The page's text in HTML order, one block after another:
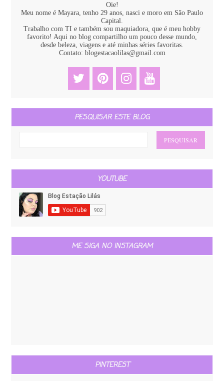
Oie!
Meu nome é Mayara, tenho 29 anos, nasci e moro em São Paulo
Capital.
Trabalho com TI e também sou maquiadora, que é meu hobby
favorito! Aqui no blog compartilho um pouco desse mundo,
desde beleza, viagens e até minhas séries favoritas.
Contato: blogestacaolilas@gmail.com
PESQUISAR ESTE BLOG
YOUTUBE
ME SIGA NO INSTAGRAM
PINTEREST